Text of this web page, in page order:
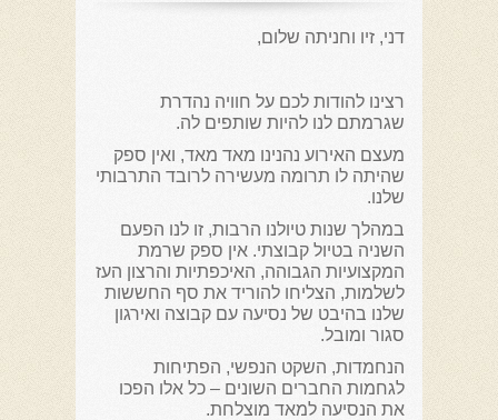
דני, זיו וחניתה שלום,
רצינו להודות לכם על חוויה נהדרת
שגרמתם לנו להיות שותפים לה.
מעצם האירוע נהנינו מאד מאד, ואין ספק
שהיתה לו תרומה מעשירה לרובד התרבותי
שלנו.
במהלך שנות טיולנו הרבות, זו לנו הפעם
השניה בטיול קבוצתי. אין ספק שרמת
המקצועיות הגבוהה, האיכפתיות והרצון העז
לשלמות, הצליחו להוריד את סף החששות
שלנו בהיבט של נסיעה עם קבוצה ואירגון
סגור ומובל.
הנחמדות, השקט הנפשי, הפתיחות
לגחמות החברים השונים – כל אלו הפכו
את הנסיעה למאד מוצלחת.